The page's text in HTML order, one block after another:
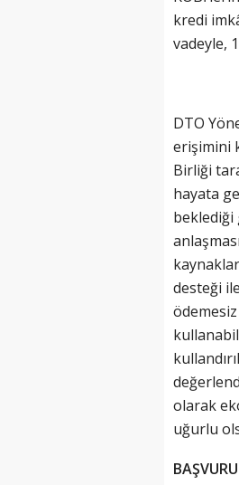
kredi
vadeyle,
DTO
erişimini
Birliği
hayata
beklediği
desteği
olarak
uğurlu